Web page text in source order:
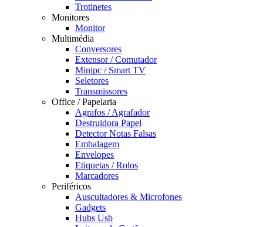
Trotinetes
Monitores
Monitor
Multimédia
Conversores
Extensor / Comutador
Minipc / Smart TV
Seletores
Transmissores
Office / Papelaria
Agrafos / Agrafador
Destruidora Papel
Detector Notas Falsas
Embalagem
Envelopes
Etiquetas / Rolos
Marcadores
Periféricos
Auscultadores & Microfones
Gadgets
Hubs Usb